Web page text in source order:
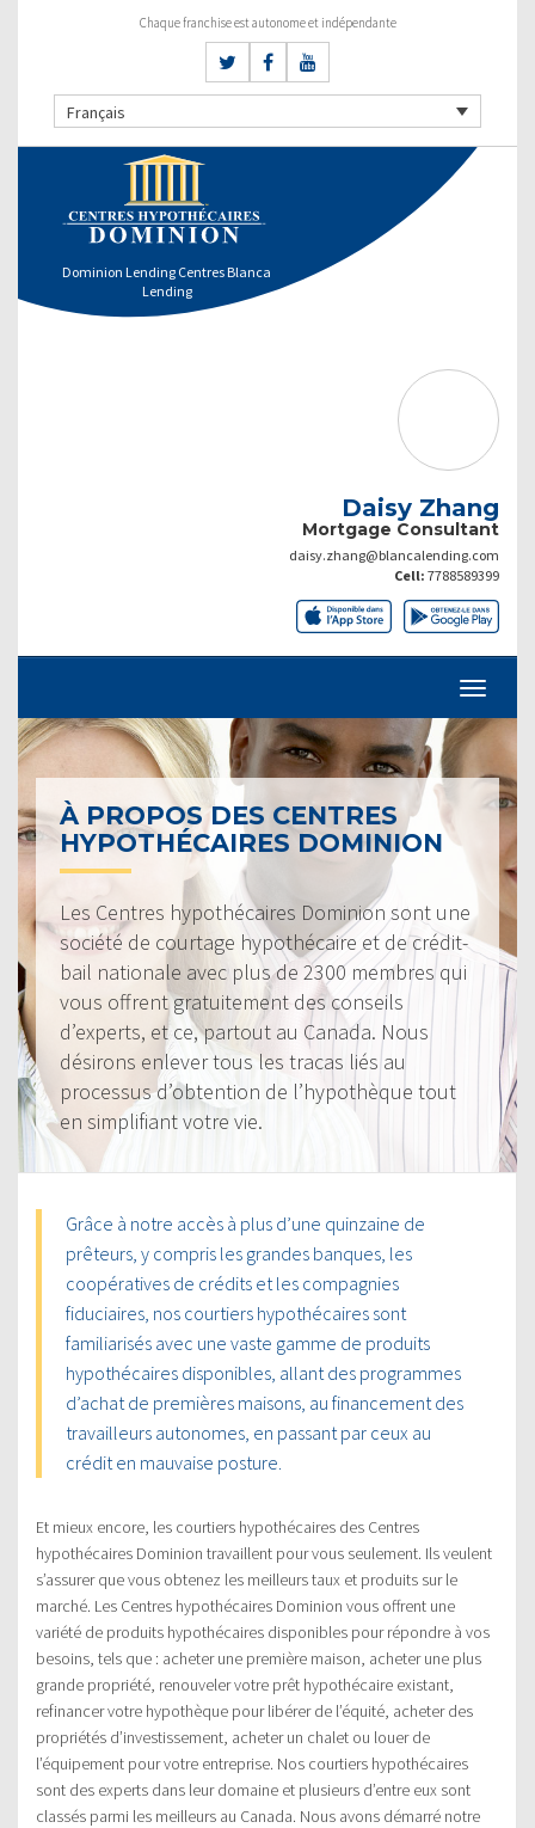
Chaque franchise est autonome et indépendante
Français
Dominion Lending Centres Blanca
Lending
Daisy Zhang
Mortgage Consultant
daisy.zhang@blancalending.com
Cell: 7788589399
À PROPOS DES CENTRES
HYPOTHÉCAIRES DOMINION
Les Centres hypothécaires Dominion sont une
société de courtage hypothécaire et de crédit-
bail nationale avec plus de 2300 membres qui
vous offrent gratuitement des conseils
d’experts, et ce, partout au Canada. Nous
désirons enlever tous les tracas liés au
processus d’obtention de l’hypothèque tout
en simplifiant votre vie.
Grâce à notre accès à plus d’une quinzaine de
prêteurs, y compris les grandes banques, les
coopératives de crédits et les compagnies
fiduciaires, nos courtiers hypothécaires sont
familiarisés avec une vaste gamme de produits
hypothécaires disponibles, allant des programmes
d’achat de premières maisons, au financement des
travailleurs autonomes, en passant par ceux au
crédit en mauvaise posture.
Et mieux encore, les courtiers hypothécaires des Centres
hypothécaires Dominion travaillent pour vous seulement. Ils veulent
s’assurer que vous obtenez les meilleurs taux et produits sur le
marché. Les Centres hypothécaires Dominion vous offrent une
variété de produits hypothécaires disponibles pour répondre à vos
besoins, tels que : acheter une première maison, acheter une plus
grande propriété, renouveler votre prêt hypothécaire existant,
refinancer votre hypothèque pour libérer de l’équité, acheter des
propriétés d’investissement, acheter un chalet ou louer de
l’équipement pour votre entreprise. Nos courtiers hypothécaires
sont des experts dans leur domaine et plusieurs d’entre eux sont
classés parmi les meilleurs au Canada. Nous avons démarré notre